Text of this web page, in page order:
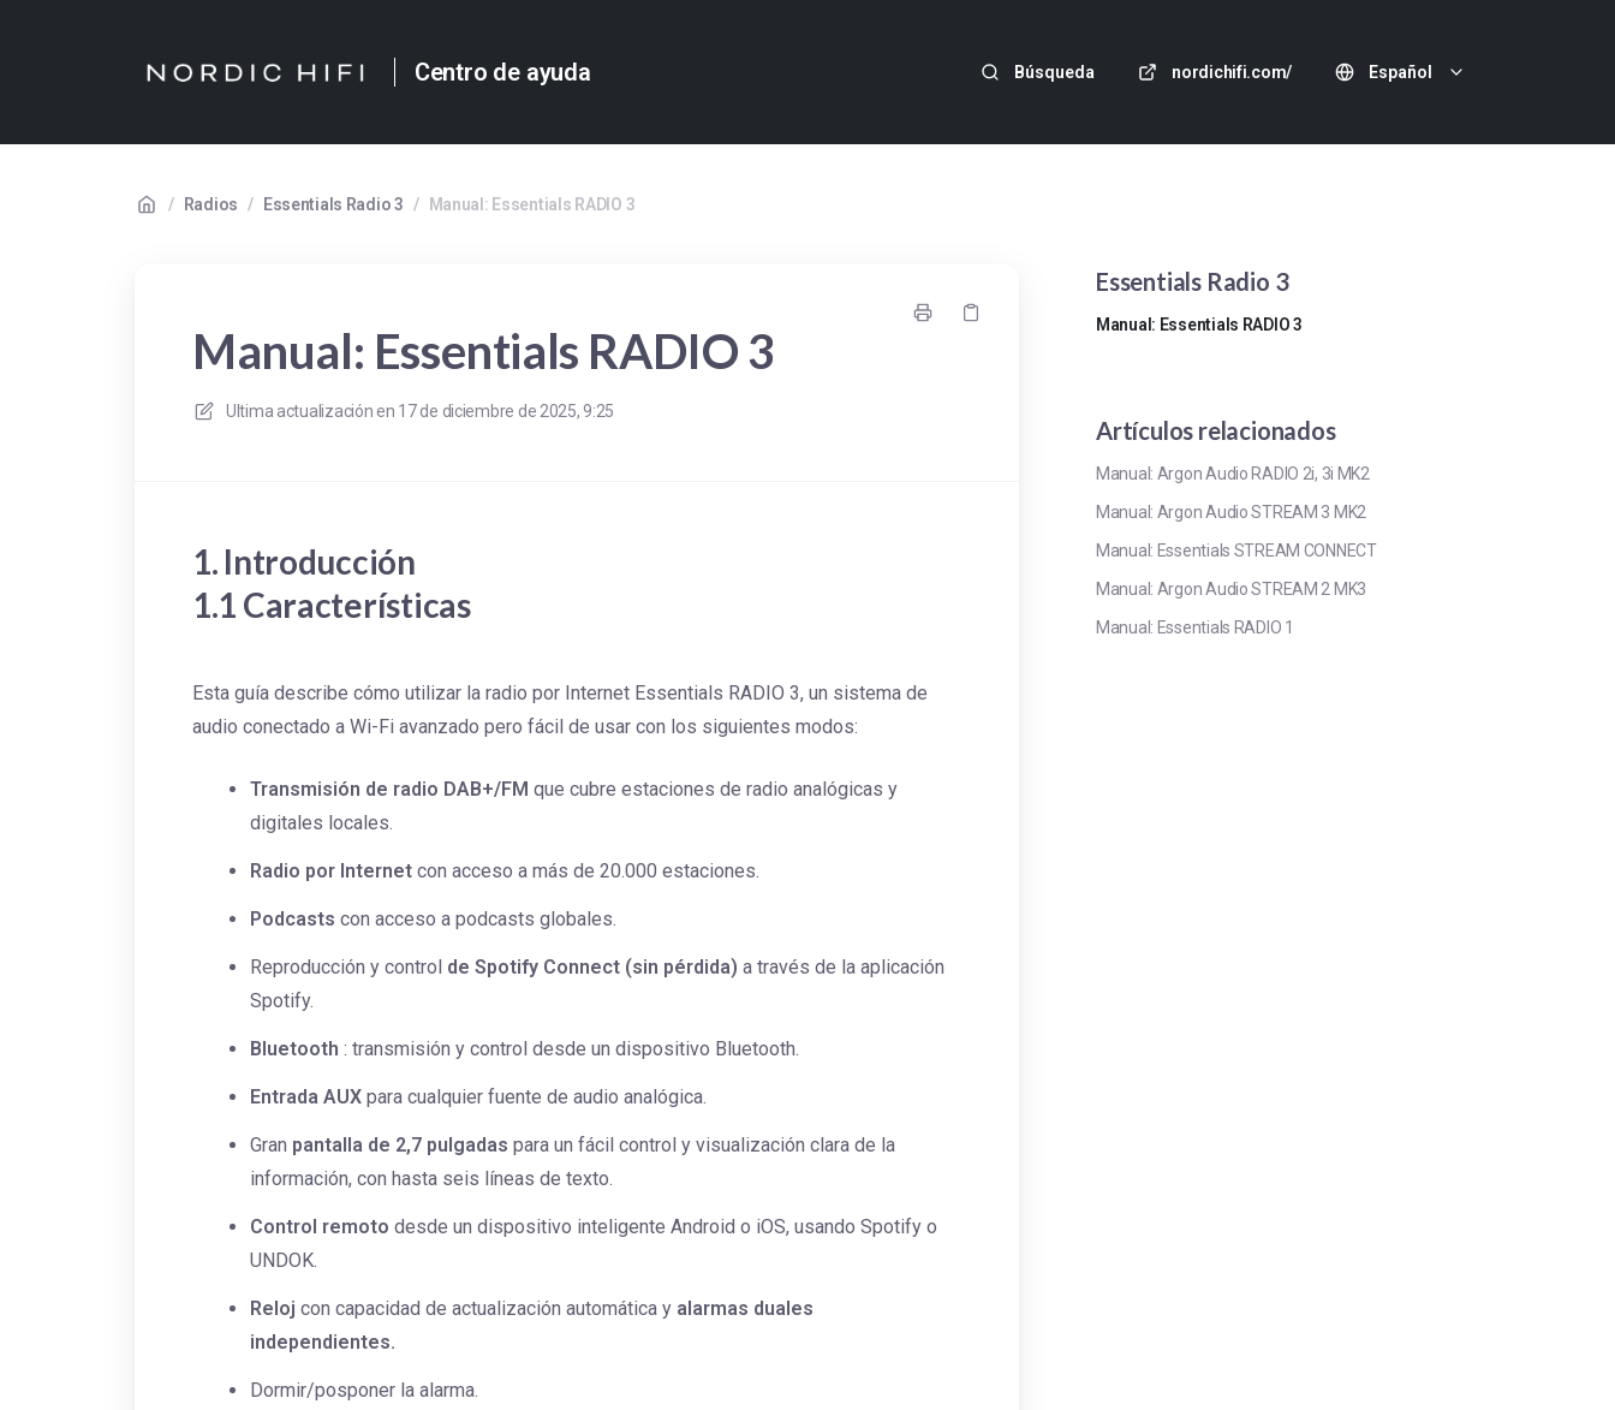
Centro de ayuda Búsqueda nordichifi.com/ Español
/ Radios / Essentials Radio 3 / Manual: Essentials RADIO 3
Manual: Essentials RADIO 3
Ultima actualización en 17 de diciembre de 2025, 9:25
1. Introducción
1.1 Características
Esta guía describe cómo utilizar la radio por Internet Essentials RADIO 3, un sistema de
audio conectado a Wi-Fi avanzado pero fácil de usar con los siguientes modos:
Transmisión de radio DAB+/FM que cubre estaciones de radio analógicas y
digitales locales.
Radio por Internet con acceso a más de 20.000 estaciones.
Podcasts con acceso a podcasts globales.
Reproducción y control de Spotify Connect (sin pérdida) a través de la aplicación
Spotify.
Bluetooth : transmisión y control desde un dispositivo Bluetooth.
Entrada AUX para cualquier fuente de audio analógica.
Gran pantalla de 2,7 pulgadas para un fácil control y visualización clara de la
información, con hasta seis líneas de texto.
Control remoto desde un dispositivo inteligente Android o iOS, usando Spotify o
UNDOK.
Reloj con capacidad de actualización automática y alarmas duales
independientes.
Dormir/posponer la alarma.
Essentials Radio 3
Manual: Essentials RADIO 3
Artículos relacionados
Manual: Argon Audio RADIO 2i, 3i MK2
Manual: Argon Audio STREAM 3 MK2
Manual: Essentials STREAM CONNECT
Manual: Argon Audio STREAM 2 MK3
Manual: Essentials RADIO 1